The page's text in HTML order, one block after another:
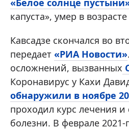
«Белое солнце
капуста», умер в возрасте
Кавсадзе скончался во
передает «РИА Новости»
осложнений, вызванных
Коронавирус у Кахи
обнаружили в ноябре
проходил курс лечения и
болезни. В феврале 2021-